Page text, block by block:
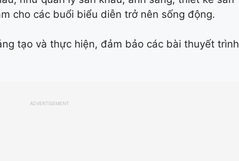
cho các buổi biểu diễn trở nên sống động.
tạo và thực hiện, đảm bảo các bài thuyết trình
ADVERTISEMENT